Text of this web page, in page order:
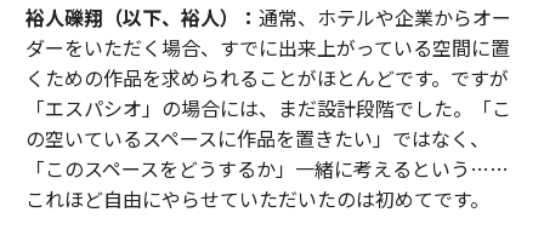
裕人礫翔（以下、裕人）： 通常、ホテルや企業からオー
ダーをいただく場合、すでに出来上がっている空間に置
くための作品を求められることがほとんどです。ですが
「エスパシオ」の場合には、まだ設計段階でした。「こ
の空いているスペースに作品を置きたい」ではなく、
「このスペースをどうするか」一緒に考えるという……
これほど自由にやらせていただいたのは初めてです。